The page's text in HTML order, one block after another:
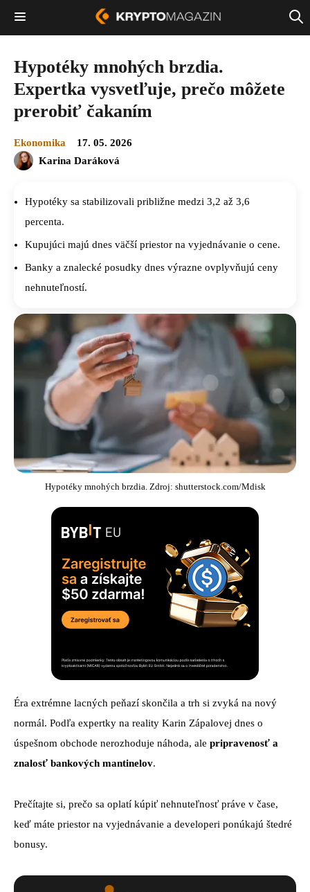
Hypotéky mnohých brzdia.
Expertka vysvetľuje, prečo môžete
prerobiť čakaním
Ekonomika
17. 05. 2026
Karina Daráková
Hypotéky sa stabilizovali približne medzi 3,2 až 3,6
percenta.
Kupujúci majú dnes väčší priestor na vyjednávanie o cene.
Banky a znalecké posudky dnes výrazne ovplyvňujú ceny
nehnuteľností.
Hypotéky mnohých brzdia. Zdroj: shutterstock.com/Mdisk
Éra extrémne lacných peňazí skončila a trh si zvyká na nový
normál. Podľa expertky na reality Karin Zápalovej dnes o
úspešnom obchode nerozhoduje náhoda, ale pripravenosť a
znalosť bankových mantinelov.
Prečítajte si, prečo sa oplatí kúpiť nehnuteľnosť práve v čase,
keď máte priestor na vyjednávanie a developeri ponúkajú štedré
bonusy.